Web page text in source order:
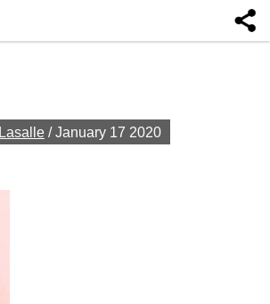
/January 17 2020